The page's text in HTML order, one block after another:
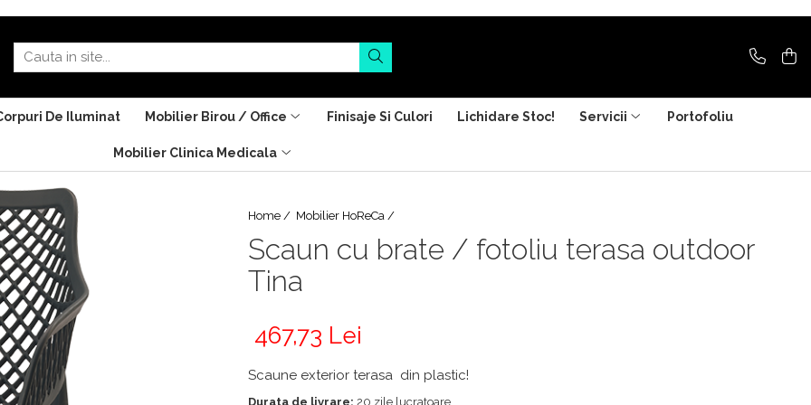
De Iluminat Mobilier Birou / Office Finisaje Si Culori Lichidare Stoc! Servicii Portofoliu
Mobilier Clinica Medicala
Home / Mobilier HoReCa /
Scaun cu brate / fotoliu terasa outdoor
Tina
467,73 Lei
Scaune exterior terasa din plastic!
Durata de livrare: 20 zile lucratoare